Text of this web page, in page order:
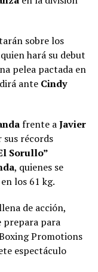
sobre los
hará su debut
pelea pactada en
ante Cindy
frente aJavier
sus récords
Sorullo”
, quienes se
los 61 kg.
de acción,
prepara para
Promotions
espectáculo